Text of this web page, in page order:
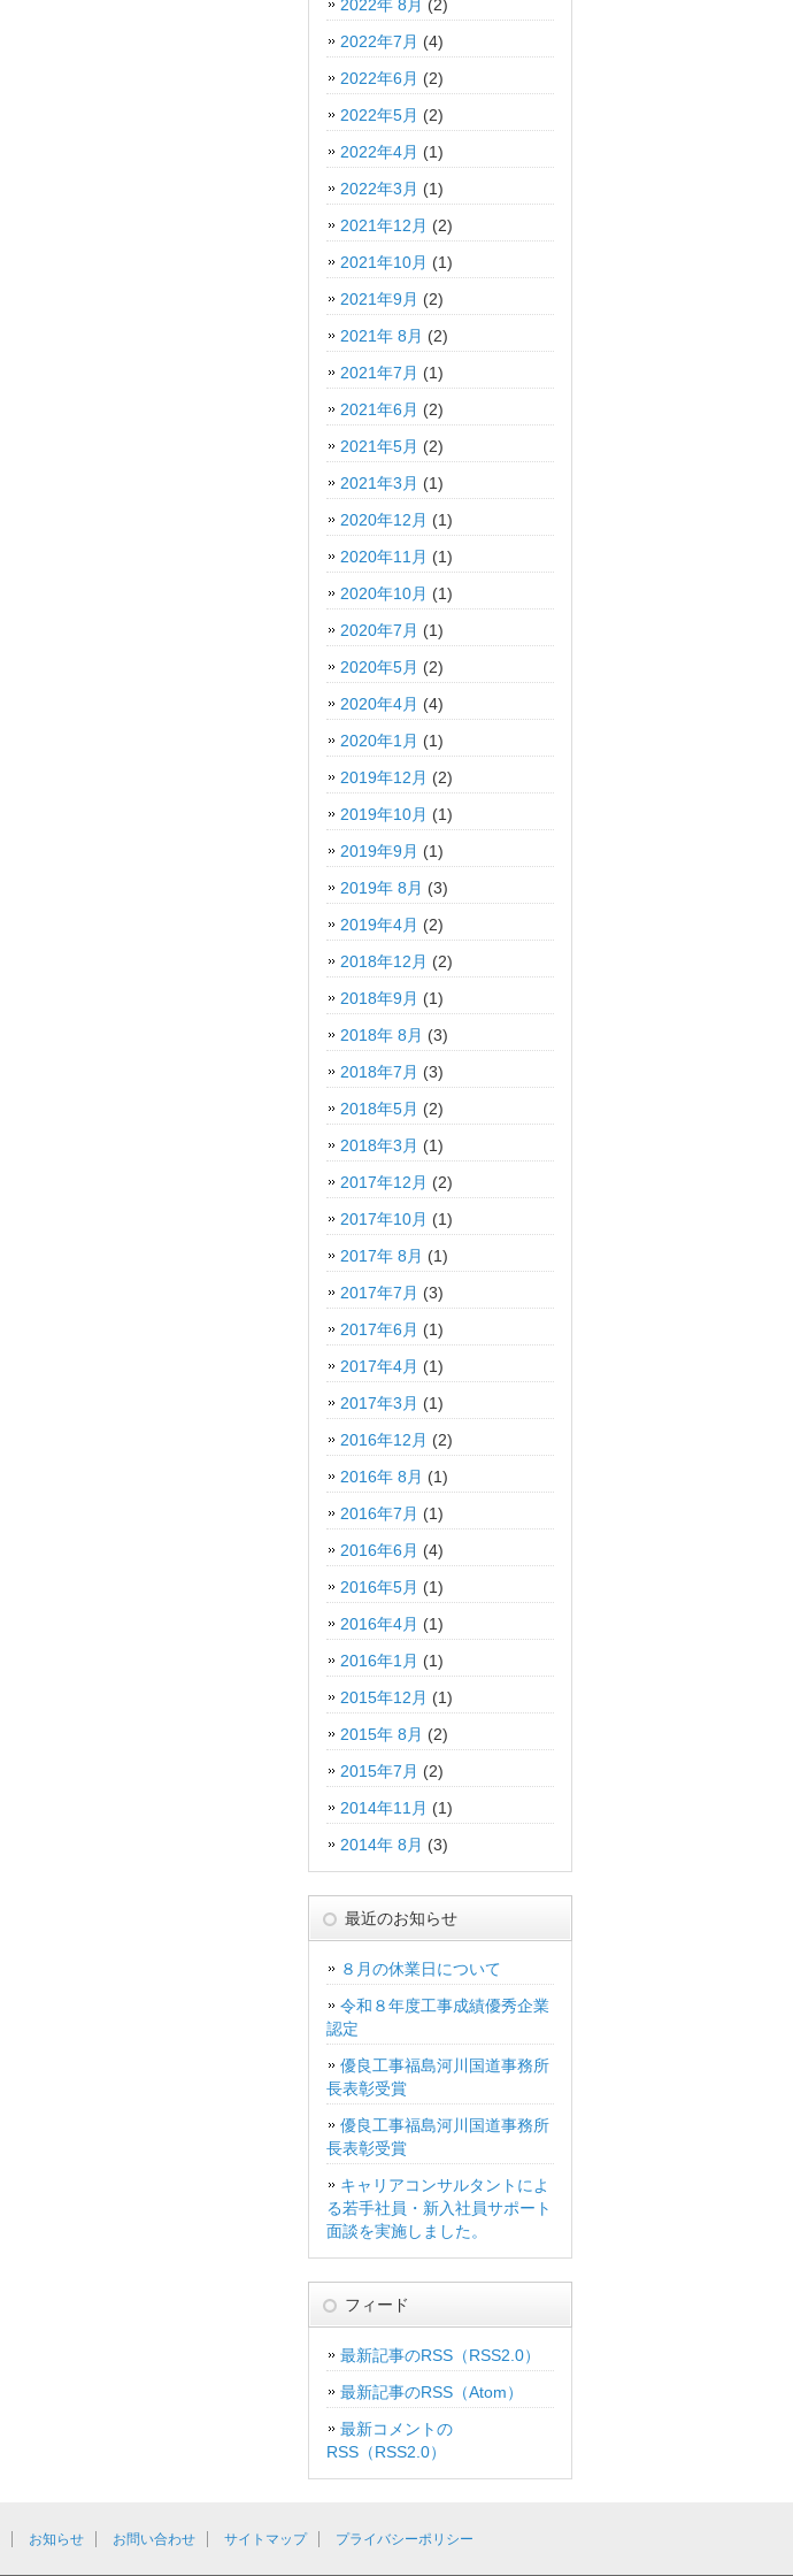
2022年 8月 (2)
2022年7月 (4)
2022年6月 (2)
2022年5月 (2)
2022年4月 (1)
2022年3月 (1)
2021年12月 (2)
2021年10月 (1)
2021年9月 (2)
2021年 8月 (2)
2021年7月 (1)
2021年6月 (2)
2021年5月 (2)
2021年3月 (1)
2020年12月 (1)
2020年11月 (1)
2020年10月 (1)
2020年7月 (1)
2020年5月 (2)
2020年4月 (4)
2020年1月 (1)
2019年12月 (2)
2019年10月 (1)
2019年9月 (1)
2019年 8月 (3)
2019年4月 (2)
2018年12月 (2)
2018年9月 (1)
2018年 8月 (3)
2018年7月 (3)
2018年5月 (2)
2018年3月 (1)
2017年12月 (2)
2017年10月 (1)
2017年 8月 (1)
2017年7月 (3)
2017年6月 (1)
2017年4月 (1)
2017年3月 (1)
2016年12月 (2)
2016年 8月 (1)
2016年7月 (1)
2016年6月 (4)
2016年5月 (1)
2016年4月 (1)
2016年1月 (1)
2015年12月 (1)
2015年 8月 (2)
2015年7月 (2)
2014年11月 (1)
2014年 8月 (3)
最近のお知らせ
８月の休業日について
令和８年度工事成績優秀企業
認定
優良工事福島河川国道事務所
長表彰受賞
優良工事福島河川国道事務所
長表彰受賞
キャリアコンサルタントによ
る若手社員・新入社員サポート
面談を実施しました。
フィード
最新記事のRSS（RSS2.0）
最新記事のRSS（Atom）
最新コメントの
RSS（RSS2.0）
お知らせ お問い合わせ サイトマップ プライバシーポリシー